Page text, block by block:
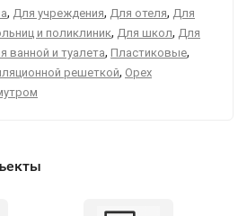
, Для учреждения, Для отеля, Для
и поликлиник, Для школ, Для
ванной и туалета, Пластиковые,
решеткой, Орех